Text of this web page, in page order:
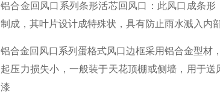
铝合金回风口系列条形活芯回风口：此风口成条
制成，其叶片设计成特殊状，具有防止雨水溅入内
铝合金回风口系列蛋格式风口边框采用铝合金型材
起压力损失小，一般装于天花顶棚或侧墙，用于
漆